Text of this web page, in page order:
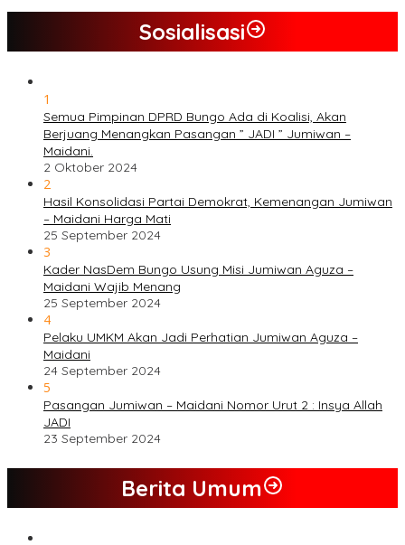
Sosialisasi
1
Semua Pimpinan DPRD Bungo Ada di Koalisi, Akan
Berjuang Menangkan Pasangan ” JADI ” Jumiwan –
Maidani.
2 Oktober 2024
2
Hasil Konsolidasi Partai Demokrat, Kemenangan Jumiwan
– Maidani Harga Mati
25 September 2024
3
Kader NasDem Bungo Usung Misi Jumiwan Aguza –
Maidani Wajib Menang
25 September 2024
4
Pelaku UMKM Akan Jadi Perhatian Jumiwan Aguza –
Maidani
24 September 2024
5
Pasangan Jumiwan – Maidani Nomor Urut 2 : Insya Allah
JADI
23 September 2024
Berita Umum